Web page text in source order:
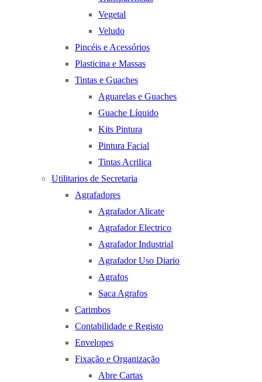
Vegetal
Veludo
Pincéis e Acessórios
Plasticina e Massas
Tintas e Guaches
Aguarelas e Guaches
Guache Líquido
Kits Pintura
Pintura Facial
Tintas Acrilica
Utilitarios de Secretaria
Agrafadores
Agrafador Alicate
Agrafador Electrico
Agrafador Industrial
Agrafador Uso Diario
Agrafos
Saca Agrafos
Carimbos
Contabilidade e Registo
Envelopes
Fixação e Organização
Abre Cartas